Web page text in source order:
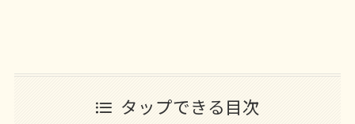
タップできる目次